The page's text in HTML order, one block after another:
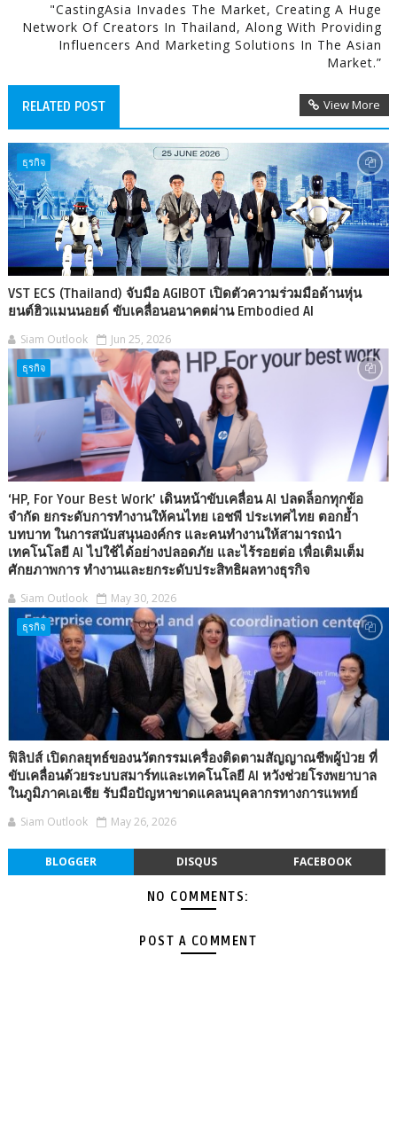
"CastingAsia Invades The Market, Creating A Huge
Network Of Creators In Thailand, Along With Providing
Influencers And Marketing Solutions In The Asian
Market.”
RELATED POST View More
ธุรกิจ
VST ECS (Thailand) จับมือ AGIBOT เปิดตัวความร่วมมือด้านหุ่น
ยนต์ฮิวแมนนอยด์ ขับเคลื่อนอนาคตผ่าน Embodied AI
Siam Outlook Jun 25, 2026
ธุรกิจ
‘HP, For Your Best Work’ เดินหน้าขับเคลื่อน AI ปลดล็อกทุกข้อ
จำกัด ยกระดับการทำงานให้คนไทย เอชพี ประเทศไทย ตอกย้ำ
บทบาท ในการสนับสนุนองค์กร และคนทำงานให้สามารถนำ
เทคโนโลยี AI ไปใช้ได้อย่างปลอดภัย และไร้รอยต่อ เพื่อเติมเต็ม
ศักยภาพการ ทำงานและยกระดับประสิทธิผลทางธุรกิจ
Siam Outlook May 30, 2026
ธุรกิจ
ฟิลิปส์ เปิดกลยุทธ์ของนวัตกรรมเครื่องติดตามสัญญาณชีพผู้ป่วย ที่
ขับเคลื่อนด้วยระบบสมาร์ทและเทคโนโลยี AI หวังช่วยโรงพยาบาล
ในภูมิภาคเอเชีย รับมือปัญหาขาดแคลนบุคลากรทางการแพทย์
Siam Outlook May 26, 2026
BLOGGER DISQUS FACEBOOK
NO COMMENTS:
POST A COMMENT